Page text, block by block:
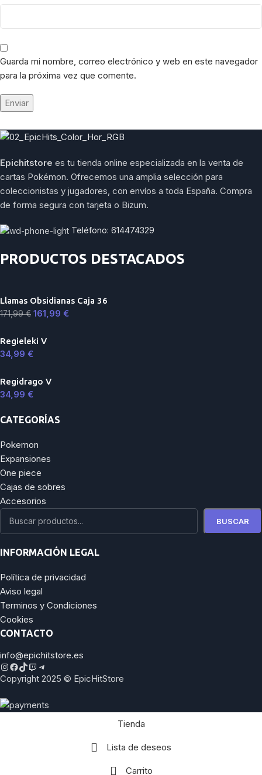
Guarda mi nombre, correo electrónico y web en este navegador
para la próxima vez que comente.
Epichitstore es tu tienda online especializada en la venta de
cartas Pokémon. Ofrecemos una amplia selección para
coleccionistas y jugadores, con envíos a toda España. Compra
de forma segura con tarjeta o Bizum.
Teléfono: 614474329
PRODUCTOS DESTACADOS
Llamas Obsidianas Caja 36
171,99€ 161,99 €
Regieleki V
34,99 €
Regidrago V
34,99 €
CATEGORÍAS
Pokemon
Expansiones
One piece
Cajas de sobres
Accesorios
BUSCAR
INFORMACIÓN LEGAL
Política de privacidad
Aviso legal
Terminos y Condiciones
Cookies
CONTACTO
info@epichitstore.es
Copyright 2025 © EpicHitStore
Tienda
Lista de deseos
Carrito